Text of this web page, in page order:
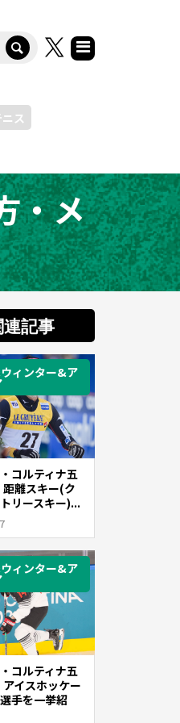
ス
・メ
記事
ィンター&ア
・コルティナ五
離スキー(ク
リースキー)...
ィンター&ア
・コルティナ五
イスホッケー
手を一挙紹